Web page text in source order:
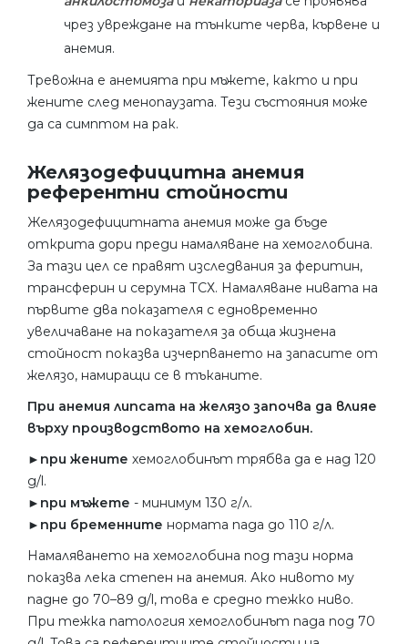
чрез увреждане на тънките черва, кървене и
анемия.
Тревожна е анемията при мъжете, както и при
жените след менопаузата. Тези състояния може
да са симптом на рак.
Желязодефицитна анемия
референтни стойности
Желязодефицитната анемия може да бъде
открита дори преди намаляване на хемоглобина.
За тази цел се правят изследвания за феритин,
трансферин и серумна ТСХ. Намаляване нивата на
първите два показателя с едновременно
увеличаване на показателя за обща жизнена
стойност показва изчерпването на запасите от
желязо, намиращи се в тъканите.
При анемия липсата на желязо започва да влияе
върху производството на хемоглобин.
► при жените хемоглобинът трябва да е над 120
g/l.
► при мъжете - минимум 130 г/л.
►при бременните нормата пада до 110 г/л.
Намаляването на хемоглобина под тази норма
показва лека степен на анемия. Ако нивото му
падне до 70–89 g/l, това е средно тежко ниво.
При тежка патология хемоглобинът пада под 70